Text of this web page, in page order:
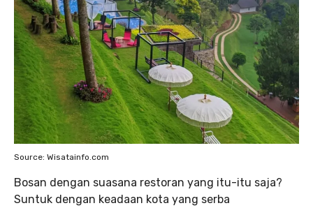
Source: Wisatainfo.com
Bosan dengan suasana restoran yang itu-itu saja?
Suntuk dengan keadaan kota yang serba